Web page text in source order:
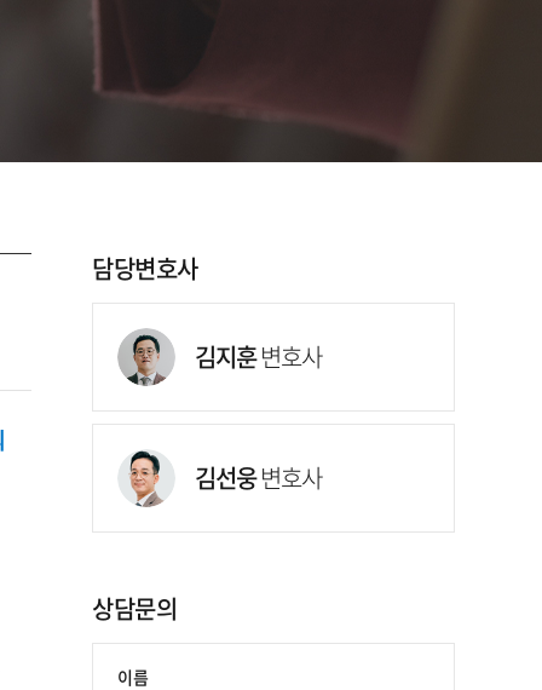
담당변호사
김지훈변호사
김선웅변호사
상담문의
이름